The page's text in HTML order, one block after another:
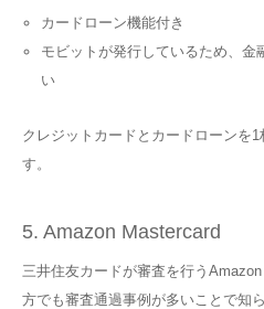
カードローン機能付き
モビットが発行しているため、金
い
クレジットカードとカードローンを
す。
5. Amazon Mastercard
三井住友カードが審査を行う
方でも審査通過事例が多いことで知